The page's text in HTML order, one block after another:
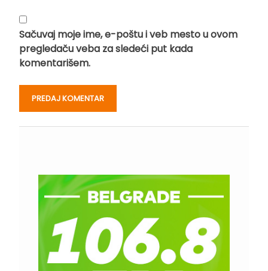
Sačuvaj moje ime, e-poštu i veb mesto u ovom
pregledaču veba za sledeći put kada
komentarišem.